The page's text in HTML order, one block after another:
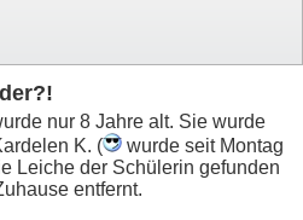
nur 8 Jahre alt. Sie wurde
K. (
wurde seit Montag
Leiche der Schülerin gefunden
entfernt.